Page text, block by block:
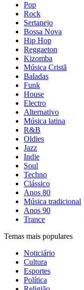
Pop
Rock
Sertanejo
Bossa Nova
Hip Hop
Reggaeton
Kizomba
Música Cristã
Baladas
Funk
House
Electro
Alternativo
Música latina
R&B
Oldies
Jazz
Indie
Soul
Techno
Clássico
Anos 80
Música tradicional
Anos 90
Trance
Temas mais populares
Noticiário
Cultura
Esportes
Política